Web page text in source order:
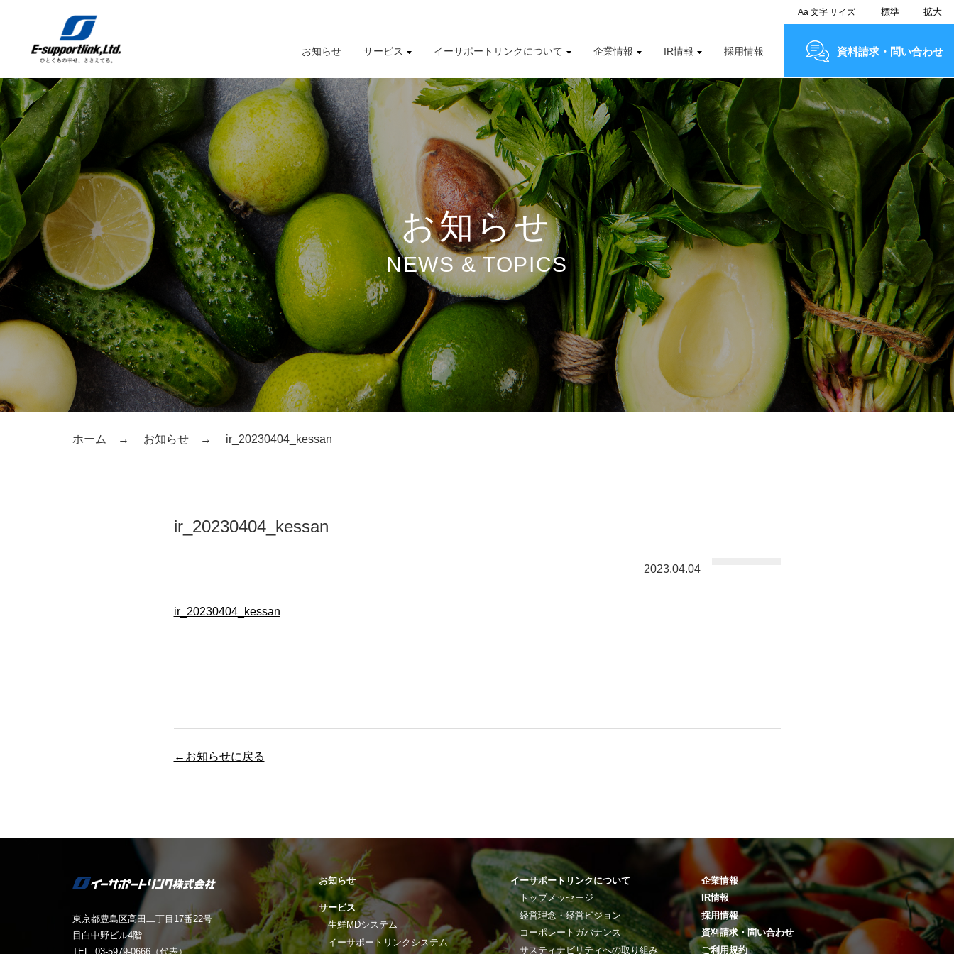
お知らせ サービス
サービスTOP
生鮮MDシステム
イーサポートリンクシステム
業務受託サービス（BPO）
農産物の生産・調達・販売
Marché+（マルシェプラス）
es-Marché（エスマルシェ）
イーサポートリンクについて
イーサポートリンクについてTOP
トップメッセージ
経営理念・経営ビジョン
コーポレートガバナンス
サスティナビリティへの取り組み
ブランドストーリー
企業情報
企業情報TOP
企業概要
事業所案内
関係会社
これまでの歩み
IR情報
IR情報TOP
IRニュース
IRカレンダー
IRライブラリー
株式情報
有価証券報告書
財務業績ハイライト
採用情報
Aa文字サイズ 標準 拡大
資料請求・問い合わせ
お知らせ
NEWS & TOPICS
ホーム お知らせ ir_20230404_kessan
ir_20230404_kessan
2023.04.04
ir_20230404_kessan
←お知らせに戻る
東京都豊島区高田二丁目17番22号
目白中野ビル4階
TEL: 03-5979-0666（代表）
お知らせ
サービス
生鮮MDシステム
イーサポートリンクシステム
イーサポートリンクについて
トップメッセージ
経営理念・経営ビジョン
コーポレートガバナンス
サスティナビリティへの取り組み
企業情報
IR情報
採用情報
資料請求・問い合わせ
ご利用規約